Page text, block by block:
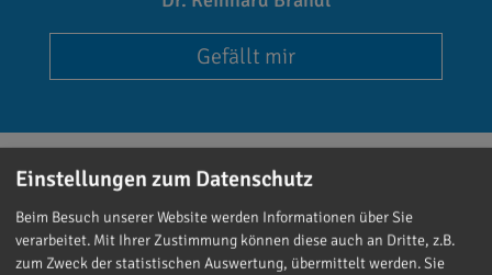
Gefällt mir
Reinhard Brandl
vor 5 Tagen via facebook
Einstellungen zum Datenschutz
Beim Besuch unserer Website werden Informationen über Sie
verarbeitet. Mit Ihrer Zustimmung können diese auch an Dritte, z.B.
zum Zweck der statistischen Auswertung, übermittelt werden. Sie